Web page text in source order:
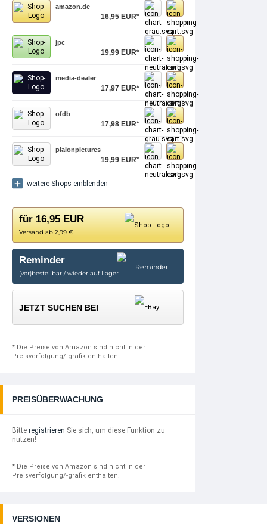
amazon.de
16,95 EUR*
jpc
19,99 EUR*
media-dealer
17,97 EUR*
ofdb
17,98 EUR*
plaionpictures
19,99 EUR*
weitere Shops einblenden
für 16,95 EUR
Versand ab 2,99 €
Reminder
(vor)bestellbar / wieder auf Lager
JETZT SUCHEN BEI
* Die Preise von Amazon sind nicht in der
Preisverfolgung/-grafik enthalten.
PREISÜBERWACHUNG
Bitte registrieren Sie sich, um diese Funktion zu
nutzen!
* Die Preise von Amazon sind nicht in der
Preisverfolgung/-grafik enthalten.
VERSIONEN